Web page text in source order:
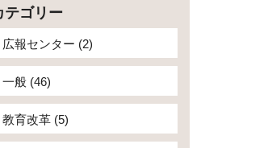
テゴリー
広報センター (2)
一般 (46)
教育改革 (5)